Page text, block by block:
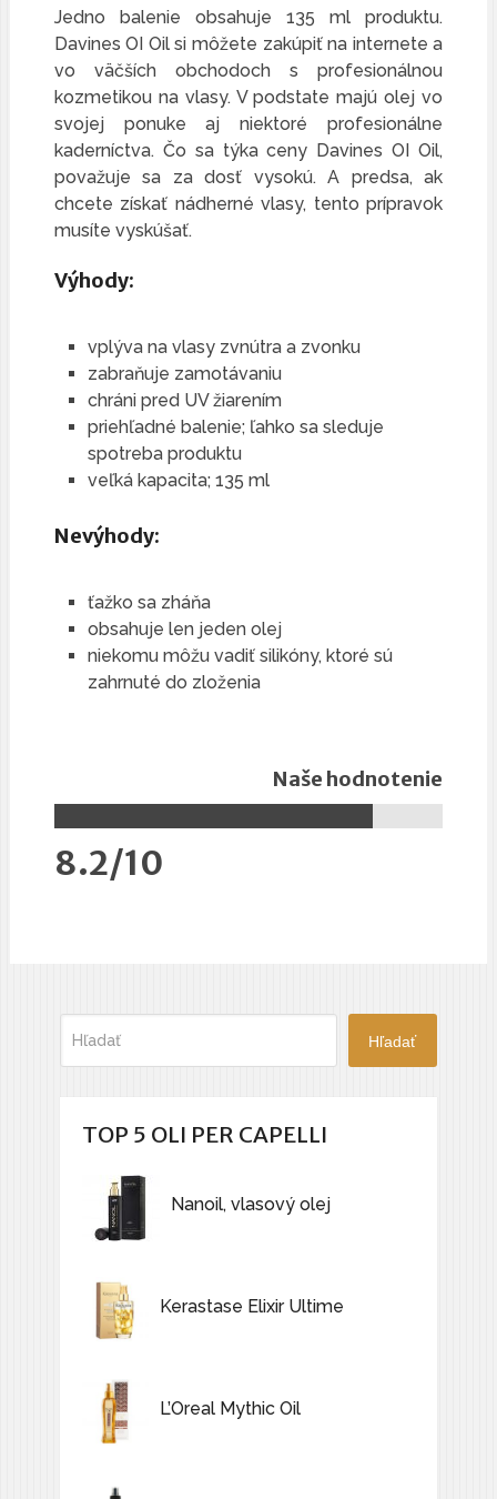
Jedno balenie obsahuje 135 ml produktu.
Davines OI Oil si môžete zakúpiť na internete a
vo väčších obchodoch s profesionálnou
kozmetikou na vlasy. V podstate majú olej vo
svojej ponuke aj niektoré profesionálne
kaderníctva. Čo sa týka ceny Davines OI Oil,
považuje sa za dosť vysokú. A predsa, ak
chcete získať nádherné vlasy, tento prípravok
musíte vyskúšať.
Výhody:
vplýva na vlasy zvnútra a zvonku
zabraňuje zamotávaniu
chráni pred UV žiarením
priehľadné balenie; ľahko sa sleduje
spotreba produktu
veľká kapacita; 135 ml
Nevýhody:
ťažko sa zháňa
obsahuje len jeden olej
niekomu môžu vadiť silikóny, ktoré sú
zahrnuté do zloženia
Naše hodnotenie
8.2/10
Hľadať
TOP 5 OLI PER CAPELLI
Nanoil, vlasový olej
Kerastase Elixir Ultime
L’Oreal Mythic Oil